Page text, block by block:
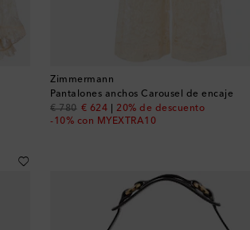
Zimmermann
Pantalones anchos Carousel de encaje
€ 780
original price
€ 624
discount price20% de descuento
-10% con MYEXTRA10